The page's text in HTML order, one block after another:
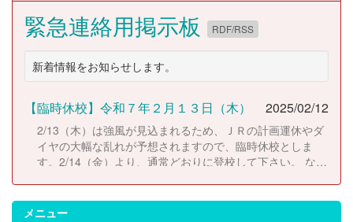
緊急連絡用掲示板 RDF/RSS
新着情報をお知らせします。
【臨時休校】令和７年２月１３日（木） 2025/02/12
2/13（木）は強風が見込まれるため、ＪＲの計画運休やダ
イヤの大幅な乱れが予想されますので、臨時休校としま
す。2/14（金）より、通常どおりに登校して下さい。 な
2/18（火）考査４日目
メニュー